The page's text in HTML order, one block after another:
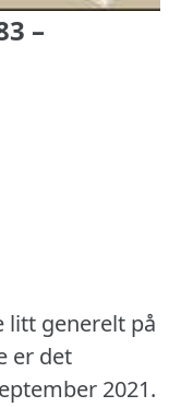
–
litt generelt på
er det
2021.